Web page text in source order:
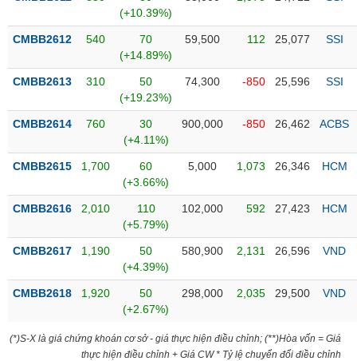
Giao
Tài
Phân
kỹ
Hồ
doanh
nghiệp
Tin
tức
(+10.39%)
CMBB2612 540
70
(+14.89%)
59,500 112 25,077 SSI
CMBB2613 310
50
(+19.23%)
74,300 -850 25,596 SSI
CMBB2614 760
30
(+4.11%)
900,000 -850 26,462 ACBS
CMBB2615 1,700
60
(+3.66%)
5,000 1,073 26,346 HCM
CMBB2616 2,010
110
(+5.79%)
102,000 592 27,423 HCM
CMBB2617 1,190
50
(+4.39%)
580,900 2,131 26,596 VND
CMBB2618 1,920
50
(+2.67%)
298,000 2,035 29,500 VND
(*)S-X là giá chứng khoán cơ sở - giá thực hiện điều chỉnh; (**)Hòa vốn = Giá
thực hiện điều chỉnh + Giá CW * Tỷ lệ chuyển đổi điều chỉnh
SECTOR
NĂNG
LƯỢNG
NGUYÊN
LIỆU
NGHIỆP